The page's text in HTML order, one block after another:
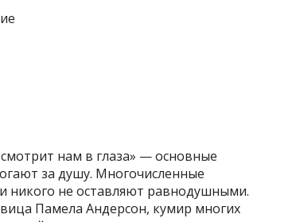
нам в глаза» — основные
за душу. Многочисленные
никого не оставляют равнодушными.
Памела Андерсон, кумир многих